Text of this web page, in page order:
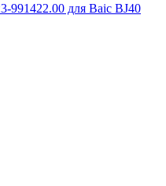
991422.00 для Baic BJ40